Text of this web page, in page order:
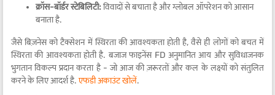
क्रॉस-बॉर्डर स्टेबिलिटी: विवादों से बचाता है और ग्लोबल ऑपरेशन को आसान
बनाता है.
जैसे बिज़नेस को टैक्सेशन में स्थिरता की आवश्यकता होती है, वैसे ही लोगों को बचत में
स्थिरता की आवश्यकता होती है. बजाज फाइनेंस FD अनुमानित आय और सुविधाजनक
भुगतान विकल्प प्रदान करता है - जो आज की ज़रूरतों और कल के लक्ष्यों को संतुलित
करने के लिए आदर्श है.एफडी अकाउंट खोलें.